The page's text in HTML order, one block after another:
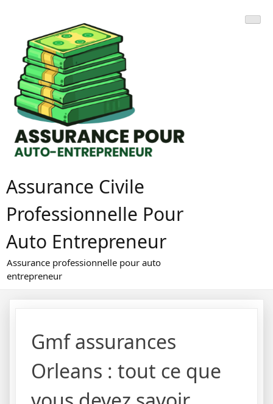
content
Assurance Civile
Professionnelle Pour
Auto Entrepreneur
Assurance professionnelle pour auto
entrepreneur
Gmf assurances
Orleans : tout ce que